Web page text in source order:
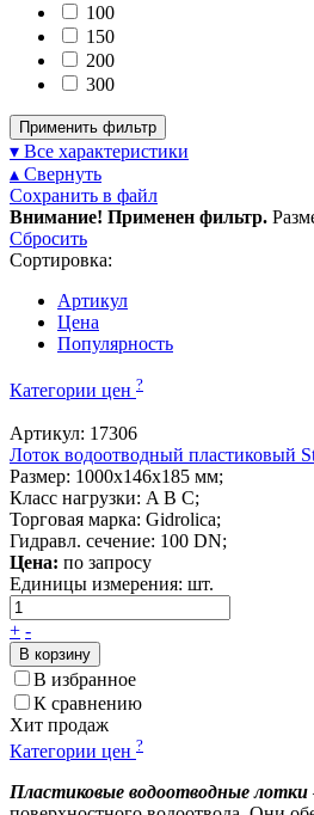
100
150
200
300
Применить фильтр
▾ Все характеристики
▴ Свернуть
Сохранить в файл
Внимание! Применен фильтр.
Сбросить
Сортировка:
Артикул
Цена
Популярность
Категории цен ?
Артикул: 17306
Лоток водоотводный пластиковый
Размер: 1000x146x185 мм;
Класс нагрузки: A B C;
Торговая марка: Gidrolica;
Гидравл. сечение: 100 DN;
Цена: по запросу
Единицы измерения: шт.
+ -
В корзину
В избранное
К сравнению
Хит продаж
Категории цен ?
Пластиковые водоотводные лотки